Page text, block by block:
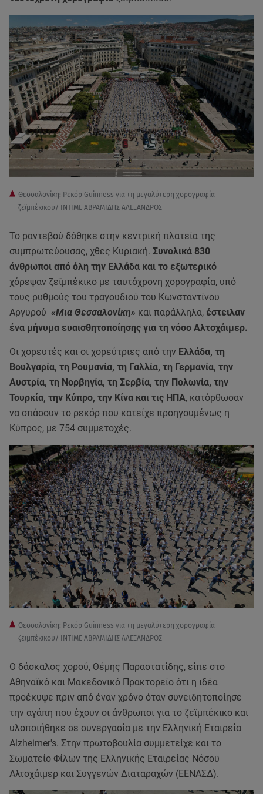
Θεσσαλονίκη: Ρεκόρ Guinness για τη μεγαλύτερη χορογραφία
ζεϊμπέκικου/ ΙΝΤΙΜΕ ΑΒΡΑΜΙΔΗΣ ΑΛΕΞΑΝΔΡΟΣ
Το ραντεβού δόθηκε στην κεντρική πλατεία της
συμπρωτεύουσας, χθες Κυριακή. Συνολικά 830
άνθρωποι από όλη την Ελλάδα και το εξωτερικό
χόρεψαν ζεϊμπέκικο με ταυτόχρονη χορογραφία, υπό
τους ρυθμούς του τραγουδιού του Κωνσταντίνου
Αργυρού «Μια Θεσσαλονίκη» και παράλληλα, έστειλαν
ένα μήνυμα ευαισθητοποίησης για τη νόσο Αλτσχάιμερ.
Οι χορευτές και οι χορεύτριες από την Ελλάδα, τη
Βουλγαρία, τη Ρουμανία, τη Γαλλία, τη Γερμανία, την
Αυστρία, τη Νορβηγία, τη Σερβία, την Πολωνία, την
Τουρκία, την Κύπρο, την Κίνα και τις ΗΠΑ, κατόρθωσαν
να σπάσουν το ρεκόρ που κατείχε προηγουμένως η
Κύπρος, με 754 συμμετοχές.
Θεσσαλονίκη: Ρεκόρ Guinness για τη μεγαλύτερη χορογραφία
ζεϊμπέκικου/ ΙΝΤΙΜΕ ΑΒΡΑΜΙΔΗΣ ΑΛΕΞΑΝΔΡΟΣ
Ο δάσκαλος χορού, Θέμης Παραστατίδης, είπε στο
Αθηναϊκό και Μακεδονικό Πρακτορείο ότι η ιδέα
προέκυψε πριν από έναν χρόνο όταν συνειδητοποίησε
την αγάπη που έχουν οι άνθρωποι για το ζεϊμπέκικο και
υλοποιήθηκε σε συνεργασία με την Ελληνική Εταιρεία
Alzheimer's. Στην πρωτοβουλία συμμετείχε και το
Σωματείο Φίλων της Ελληνικής Εταιρείας Νόσου
Αλτσχάιμερ και Συγγενών Διαταραχών (ΕΕΝΑΣΔ).